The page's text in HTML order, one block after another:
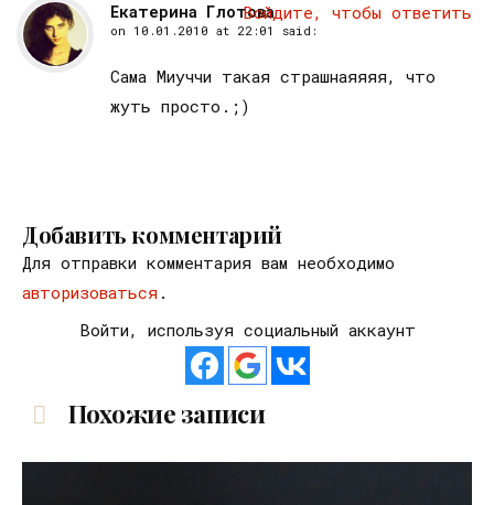
Екатерина Глотова
on 10.01.2010 at 22:01 said:
Сама Миуччи такая страшнаяяяя, что
жуть просто.;)
Войдите, чтобы ответить
Добавить комментарий
Для отправки комментария вам необходимо
авторизоваться .
Войти, используя социальный аккаунт
Похожие записи